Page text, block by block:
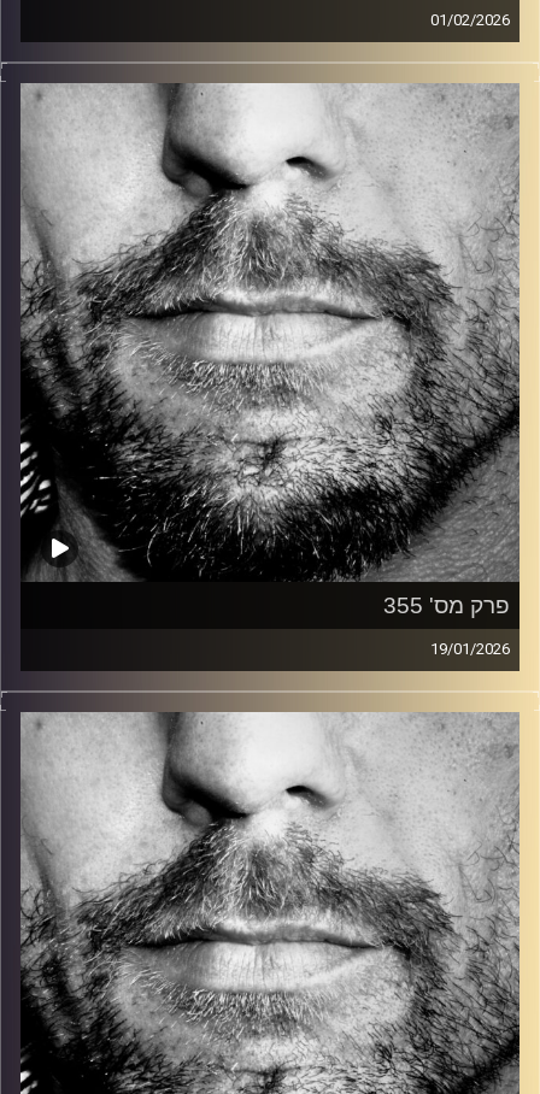
01/02/2026
זיפים, מוזיקה מחוספסת של הופעות חיות. הרבה ג'אם, רוק,
בלוז, bluegrass, ג'אז, Fאנק, פרוגרסיב ואפילו אלקטרוניקה.
כל מה שחי, אמיתי ונושם.
עם שמוליק רגב.
קרדיט תמונות: David Goehring
פרק מס' 355
19/01/2026
זיפים, מוזיקה מחוספסת של הופעות חיות. הרבה ג'אם, רוק,
בלוז, bluegrass, ג'אז, Fאנק, פרוגרסיב ואפילו אלקטרוניקה.
כל מה שחי, אמיתי ונושם.
עם שמוליק רגב.
קרדיט תמונות: David Goehring